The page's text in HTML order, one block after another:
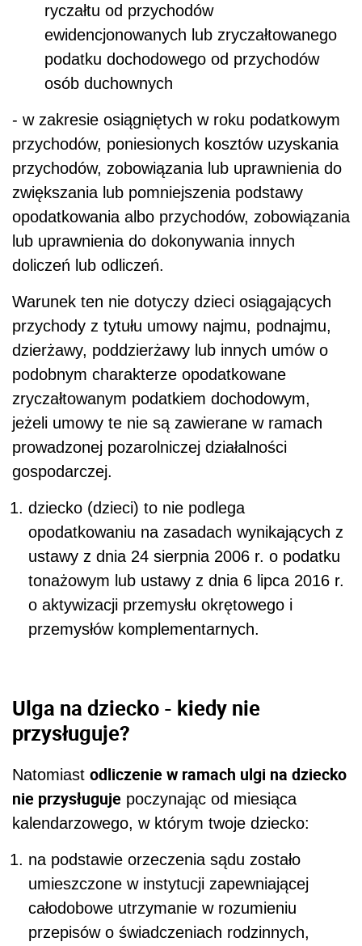
ryczałtu od przychodów
ewidencjonowanych lub zryczałtowanego
podatku dochodowego od przychodów
osób duchownych
- w zakresie osiągniętych w roku podatkowym
przychodów, poniesionych kosztów uzyskania
przychodów, zobowiązania lub uprawnienia do
zwiększania lub pomniejszenia podstawy
opodatkowania albo przychodów, zobowiązania
lub uprawnienia do dokonywania innych
doliczeń lub odliczeń.
Warunek ten nie dotyczy dzieci osiągających
przychody z tytułu umowy najmu, podnajmu,
dzierżawy, poddzierżawy lub innych umów o
podobnym charakterze opodatkowane
zryczałtowanym podatkiem dochodowym,
jeżeli umowy te nie są zawierane w ramach
prowadzonej pozarolniczej działalności
gospodarczej.
dziecko (dzieci) to nie podlega
opodatkowaniu na zasadach wynikających z
ustawy z dnia 24 sierpnia 2006 r. o podatku
tonażowym lub ustawy z dnia 6 lipca 2016 r.
o aktywizacji przemysłu okrętowego i
przemysłów komplementarnych.
Ulga na dziecko - kiedy nie
przysługuje?
Natomiast odliczenie w ramach ulgi na dziecko
nie przysługuje poczynając od miesiąca
kalendarzowego, w którym twoje dziecko:
na podstawie orzeczenia sądu zostało
umieszczone w instytucji zapewniającej
całodobowe utrzymanie w rozumieniu
przepisów o świadczeniach rodzinnych,